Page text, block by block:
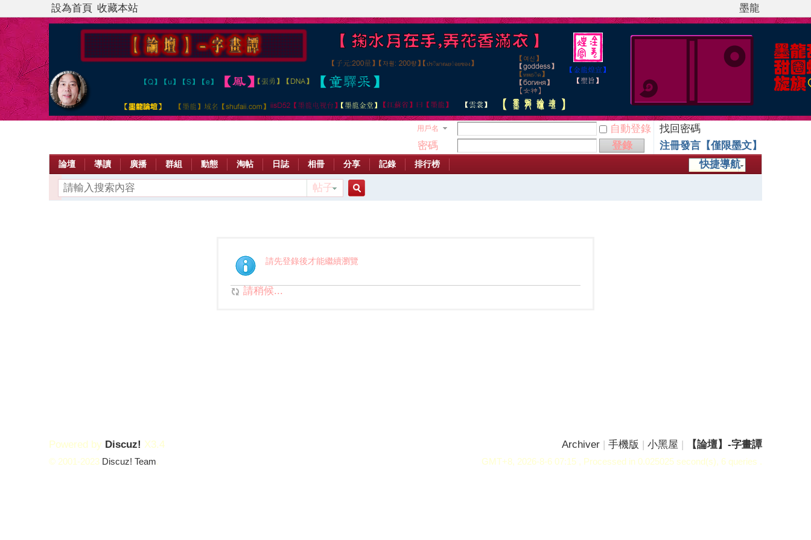
設為首頁 收藏本站 墨龍
用戶名 自動登錄
找回密碼
密碼
登錄
注冊發言【僅限墨文】
快捷導航
論壇 導讀 廣播 群組 動態 淘帖 日誌 相冊 分享 記錄 排行榜
帖子
索
請先登錄後才能繼續瀏覽
請稍候...
Archiver | 手機版 | 小黑屋 | 【論壇】-字畫譚
GMT+8, 2026-8-6 07:15 , Processed in 0.025025 second(s), 6 queries .
Powered by Discuz! X3.4
© 2001-2023 Discuz! Team.